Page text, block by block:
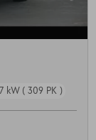
kW ( 309 PK )